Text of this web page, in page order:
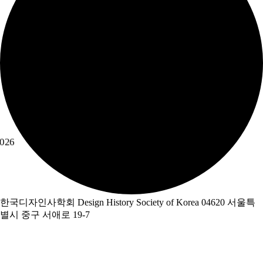
한국디자인사학회 Design History Society of Korea 04620 서울특
별시 중구 서애로 19-7